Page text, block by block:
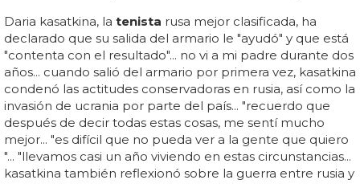
Daria kasatkina, la tenista rusa mejor clasificada, ha
declarado que su salida del armario le "ayudó" y que está
"contenta con el resultado"... no vi a mi padre durante dos
años... cuando salió del armario por primera vez, kasatkina
condenó las actitudes conservadoras en rusia, así como la
invasión de ucrania por parte del país... "recuerdo que
después de decir todas estas cosas, me sentí mucho
mejor... "es difícil que no pueda ver a la gente que quiero
"... "llevamos casi un año viviendo en estas circunstancias...
kasatkina también reflexionó sobre la guerra entre rusia y